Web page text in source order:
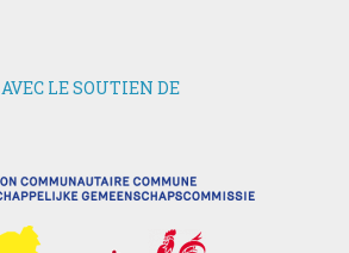
AVEC LE SOUTIEN DE